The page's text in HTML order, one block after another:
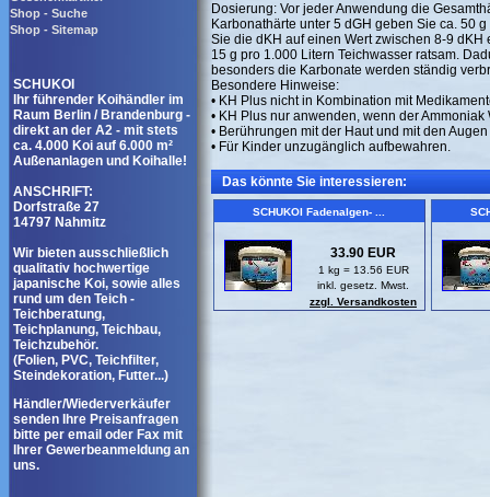
Shop - Suche
Shop - Sitemap
SCHUKOI
Ihr führender Koihändler im
Raum Berlin / Brandenburg -
direkt an der A2 - mit stets
ca. 4.000 Koi auf 6.000 m²
Außenanlagen und Koihalle!
ANSCHRIFT:
Dorfstraße 27
14797 Nahmitz
Wir bieten ausschließlich
qualitativ hochwertige
japanische Koi, sowie alles
rund um den Teich -
Teichberatung,
Teichplanung, Teichbau,
Teichzubehör.
(Folien, PVC, Teichfilter,
Steindekoration, Futter...)
Händler/Wiederverkäufer
senden Ihre Preisanfragen
bitte per email oder Fax mit
Ihrer Gewerbeanmeldung an
uns.
Dosierung: Vor jeder Anwendung die
Karbonathärte unter 5 dGH geben Sie ca. 50
Sie die dKH auf einen Wert zwischen 8-9
15 g pro 1.000 Litern Teichwasser ratsam.
besonders die Karbonate werden ständig
Besondere Hinweise:
• KH Plus nicht in Kombination mit
• KH Plus nur anwenden, wenn der
• Berührungen mit der Haut und mit den
• Für Kinder unzugänglich aufbewahren.
Das könnte Sie interessieren:
SCHUKOI Fadenalgen- ...
33.90 EUR
1 kg = 13.56 EUR
inkl. gesetz. Mwst.
zzgl. Versandkosten